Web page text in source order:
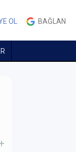
OL BAĞLAN